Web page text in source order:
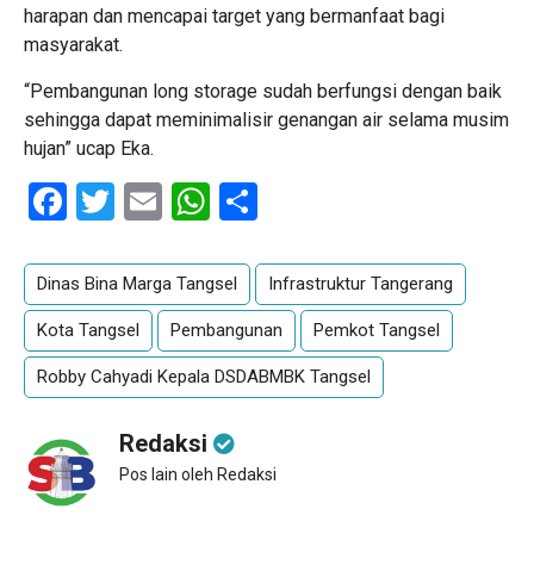
harapan dan mencapai target yang bermanfaat bagi
masyarakat.
“Pembangunan long storage sudah berfungsi dengan baik
sehingga dapat meminimalisir genangan air selama musim
hujan” ucap Eka.
Facebook
Twitter
EmailWhatsApp
Dinas Bina Marga Tangsel Infrastruktur Tangerang
Kota Tangsel Pembangunan Pemkot Tangsel
Robby Cahyadi Kepala DSDABMBK Tangsel
Redaksi
Pos lain oleh Redaksi